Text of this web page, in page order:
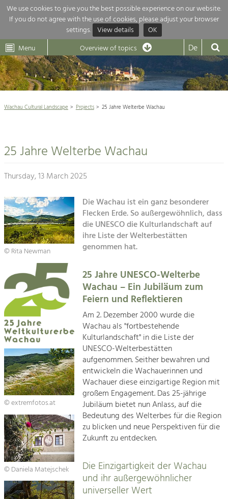
We use cookies to give you the best possible experience on our website.
If you do not agree with the use of cookies, please adjust your browser
settings. View details OK
Dunkelsteinerwald
Wachau
Cultural
Landscape
Dunkelsteinerwald Klima
Menu Overview of topics De
News
Wachau Cultural Landscape 
Rückblick 25 Jahre Jubiläum
Architecture
Agriculture & Tourism
Projects
Kirchen am Fluss
Impressum
Kontakt
Overview of topics
Development within our region is extremely diverse. Which is why we
provide you with an overview of our main topics here. For more
information, simply click on the topic to see all projects in this context.
Maintenance, Regulation and Further
Building Culture
Agriculture & Forestry
Managing and Caring for the Cultural
Landscape.
Tourism
Offer Development and Positioning
Art & Culture
Crafts, Science and Research.
Social Affairs, Education
& Identity
Equality, Youth and Integration.
Mobility & Energy
Climate Change, Public Transport and
Renewable Energy.
Economy
Increase in Regional Value Added.
Wachau Cultural Landscape Projects 25 Jahre Welterbe Wachau
25 Jahre Welterbe Wachau
Thursday, 13 March 2025
© Rita Newman
© extremfotos.at
© Daniela Matejschek
Die Wachau ist ein ganz besonderer
Flecken Erde. So außergewöhnlich, dass
die UNESCO die Kulturlandschaft auf
ihre Liste der Welterbestätten
genommen hat.
25 Jahre UNESCO-Welterbe
Wachau – Ein Jubiläum zum
Feiern und Reflektieren
Am 2. Dezember 2000 wurde die
Wachau als "fortbestehende
Kulturlandschaft" in die Liste der
UNESCO-Welterbestätten
aufgenommen. Seither bewahren und
entwickeln die Wachauerinnen und
Wachauer diese einzigartige Region mit
großem Engagement. Das 25-jährige
Jubiläum bietet nun Anlass, auf die
Bedeutung des Welterbes für die Region
zu blicken und neue Perspektiven für die
Zukunft zu entdecken.
Die Einzigartigkeit der Wachau
und ihr außergewöhnlicher
universeller Wert